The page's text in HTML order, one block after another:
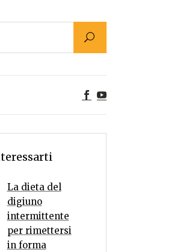
La dieta del
digiuno
intermittente
per rimettersi
in forma